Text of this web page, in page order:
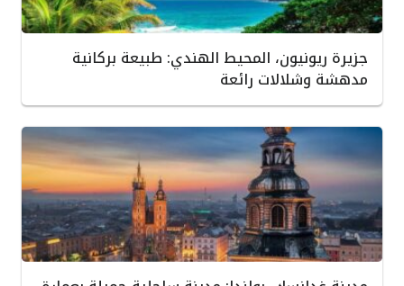
جزيرة ريونيون، المحيط الهندي: طبيعة بركانية
مدهشة وشلالات رائعة